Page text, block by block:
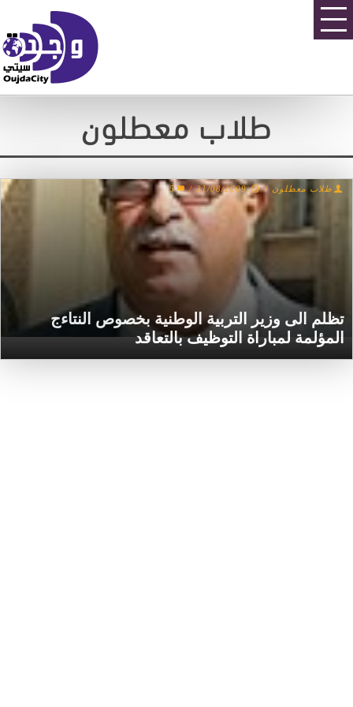
طلاب معطلون
تظلم الى وزير التربية الوطنية بخصوص النتاءج
المؤلمة لمباراة التوظيف بالتعاقد
طلاب معطلون /
31/08/2009
/
5